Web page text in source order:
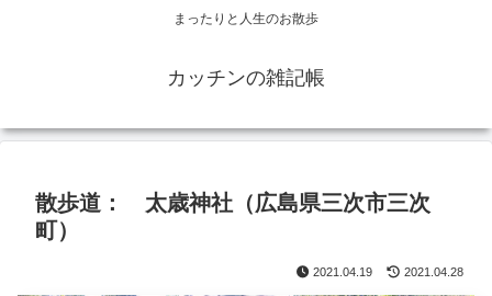
まったりと人生のお散歩
カッチンの雑記帳
散歩道： 太歳神社（広島県三次市三次
町）
2021.04.19 2021.04.28